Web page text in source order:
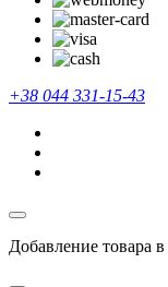
+38 044 331-15-43
Добавление товара